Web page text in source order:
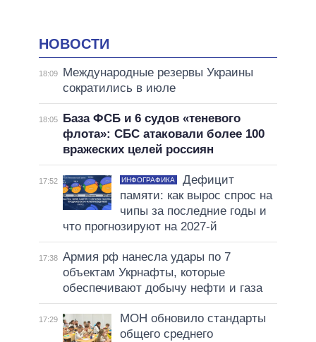
НОВОСТИ
18:09
Международные резервы Украины
сократились в июле
18:05
База ФСБ и 6 судов «теневого
флота»: СБС атаковали более 100
вражеских целей россиян
17:52 ИНФОГРАФИКА
Дефицит
памяти: как вырос спрос на
чипы за последние годы и
что прогнозируют на 2027-й
17:38 Армия рф нанесла удары по 7
объектам Укрнафты, которые
обеспечивают добычу нефти и газа
17:29
МОН обновило стандарты
общего среднего